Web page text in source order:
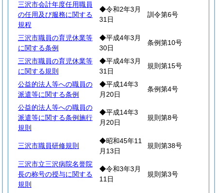
三沢市会計年度任用職員
の任用及び服務に関する
規程
◆令和2年3月
31日
訓令第6号
三沢市職員の育児休業等
に関する条例
◆平成4年3月
30日
条例第10号
三沢市職員の育児休業等
に関する規則
◆平成4年3月
31日
規則第15号
公益的法人等への職員の
派遣等に関する条例
◆平成14年3
月20日
条例第4号
公益的法人等への職員の
派遣等に関する条例施行
規則
◆平成14年3
月20日
規則第8号
三沢市職員研修規則
◆昭和45年11
月13日
規則第38号
三沢市立三沢病院名誉院
長の称号の授与に関する
規則
◆令和3年3月
11日
規則第3号